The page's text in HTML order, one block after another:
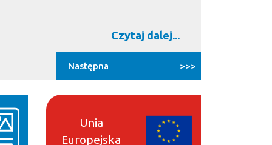
Czytaj dalej...
Następna >>>
Unia
Europejska